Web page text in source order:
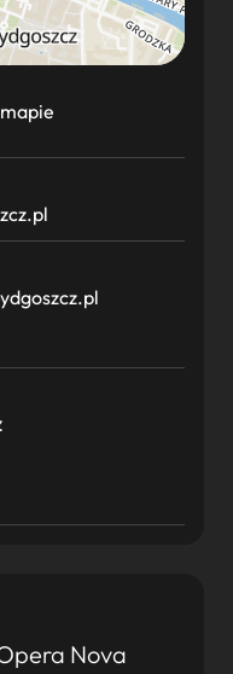
Nova